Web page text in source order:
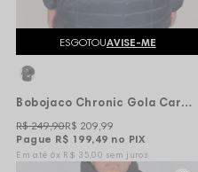
ESGOTOUAVISE-ME
Bobojaco Chronic Gola Careca Tag Basic Refletivo - Marinho
Pague R$ 199,49 no PIX
R$ 249,90R$ 209,99
6x R$ 35,00 sem juros